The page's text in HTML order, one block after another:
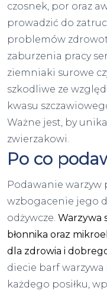
czosnek, por oraz
prowadzić do
problemów
zaburzenia pracy
ziemniaki surowe
szkodliwe ze
kwasu
Ważne jest, by
zwierzakowi.
Po co
Podawanie warzyw
wzbogacenie jego
odżywcze. Warzywa
błonnika oraz
dla zdrowia i
diecie barf
każdego posiłku,